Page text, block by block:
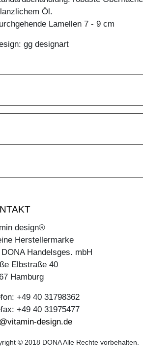
Öl.
Lamellen 7 - 9 cm
gg designart
design®
Herstellermarke
Handelsges. mbH
Elbstraße 40
Hamburg
+49 40 31798362
+49 40 31975477
design.de
© 2018 DONA Alle Rechte vorbehalten.